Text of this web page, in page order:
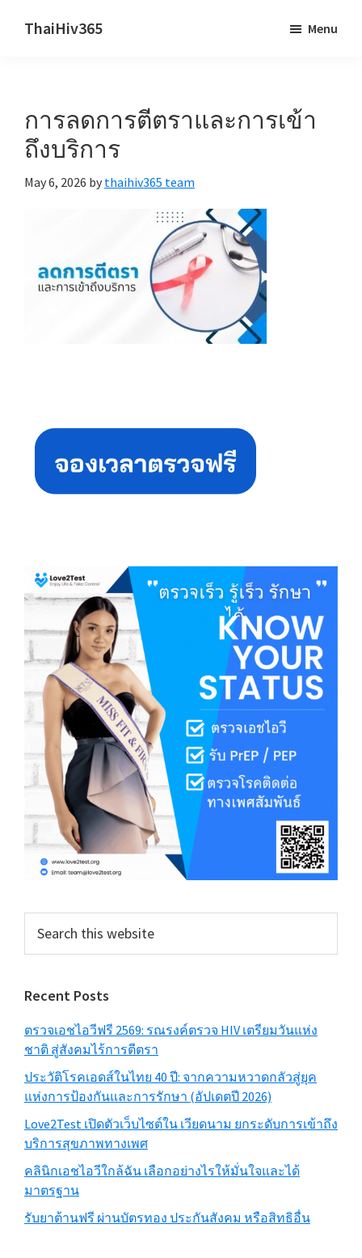
ThaiHiv365
behind.
Menu
การลดการตีตราและการเข้า
ถึงบริการ
May 6, 2026 by thaihiv365 team
Sidebar
this
Recent Posts
ตรวจเอชไอวีฟรี 2569: รณรงค์ตรวจ HIV เตรียมวันแห่ง
ชาติ สู่สังคมไร้การตีตรา
ประวัติโรคเอดส์ในไทย 40 ปี: จากความหวาดกลัวสู่ยุค
แห่งการป้องกันและการรักษา (อัปเดตปี 2026)
Love2Test เปิดตัวเว็บไซต์ใน เวียดนาม ยกระดับการเข้าถึง
บริการสุขภาพทางเพศ
คลินิกเอชไอวีใกล้ฉัน เลือกอย่างไรให้มั่นใจและได้
มาตรฐาน
รับยาต้านฟรี ผ่านบัตรทอง ประกันสังคม หรือสิทธิอื่น